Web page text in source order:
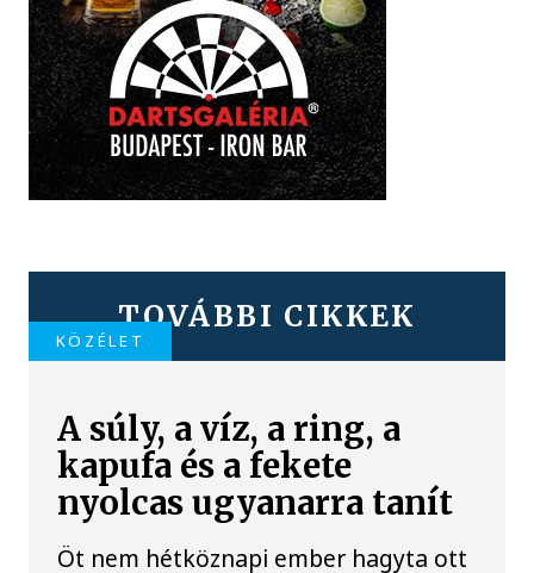
TOVÁBBI CIKKEK
KÖZÉLET
A súly, a víz, a ring, a
kapufa és a fekete
nyolcas ugyanarra tanít
Öt nem hétköznapi ember hagyta ott